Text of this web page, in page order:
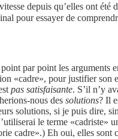
depuis qu’elles ont été
pour essayer de
par point les arguments
«cadre», pour justifier son
pas satisfaisante. S’il n’y
nous des solutions? Il
solutions, si je puis dire,
le terme «cadriste»
cadre».) Eh oui, elles sont